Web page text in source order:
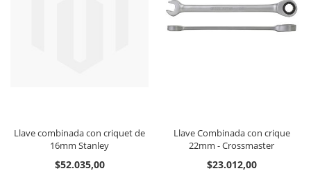
Llave combinada con criquet de
16mm Stanley
$52.035,00
Llave Combinada con crique
22mm - Crossmaster
$23.012,00